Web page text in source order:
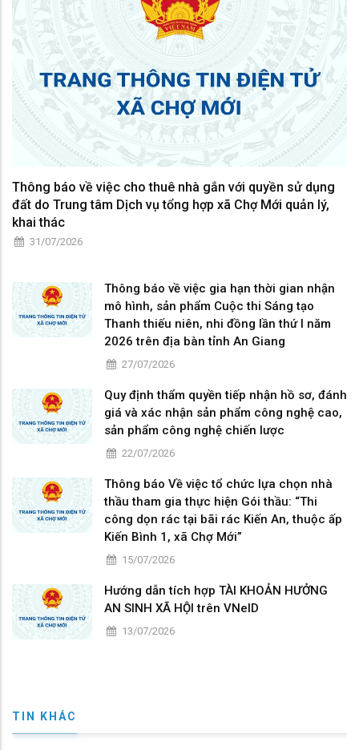
Thông báo về việc cho thuê nhà gắn với quyền sử dụng
đất do Trung tâm Dịch vụ tổng hợp xã Chợ Mới quản lý,
khai thác
31/07/2026
Thông báo về việc gia hạn thời gian nhận
mô hình, sản phẩm Cuộc thi Sáng tạo
Thanh thiếu niên, nhi đồng lần thứ I năm
2026 trên địa bàn tỉnh An Giang
27/07/2026
Quy định thẩm quyền tiếp nhận hồ sơ, đánh
giá và xác nhận sản phẩm công nghệ cao,
sản phẩm công nghệ chiến lược
22/07/2026
Thông báo Về việc tổ chức lựa chọn nhà
thầu tham gia thực hiện Gói thầu: “Thi
công dọn rác tại bãi rác Kiến An, thuộc ấp
Kiến Bình 1, xã Chợ Mới”
15/07/2026
Hướng dẫn tích hợp TÀI KHOẢN HƯỞNG
AN SINH XÃ HỘI trên VNeID
13/07/2026
TIN KHÁC